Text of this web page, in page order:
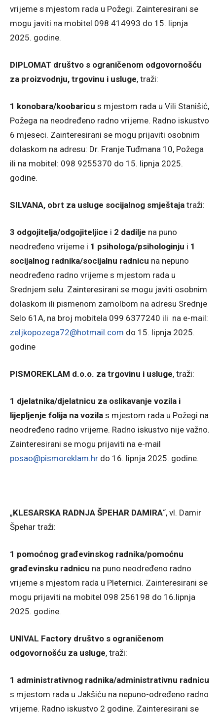
vrijeme s mjestom rada u Požegi. Zainteresirani se
mogu javiti na mobitel 098 414993 do 15. lipnja
2025. godine.
DIPLOMAT društvo s ograničenom odgovornošću
za proizvodnju, trgovinu i usluge, traži:
1 konobara/koobaricu s mjestom rada u Vili Stanišić,
Požega na neodređeno radno vrijeme. Radno iskustvo
6 mjeseci. Zainteresirani se mogu prijaviti osobnim
dolaskom na adresu: Dr. Franje Tuđmana 10, Požega
ili na mobitel: 098 9255370 do 15. lipnja 2025.
godine.
SILVANA, obrt za usluge socijalnog smještaja traži:
3 odgojitelja/odgojiteljice i 2 dadilje na puno
neodređeno vrijeme i 1 psihologa/psihologinju i 1
socijalnog radnika/socijalnu radnicu na nepuno
neodređeno radno vrijeme s mjestom rada u
Srednjem selu. Zainteresirani se mogu javiti osobnim
dolaskom ili pismenom zamolbom na adresu Srednje
Selo 61A, na broj mobitela 099 6377240 ili na e-mail:
zeljkopozega72@hotmail.com do 15. lipnja 2025.
godine
PISMOREKLAM d.o.o. za trgovinu i usluge, traži:
1 djelatnika/djelatnicu za oslikavanje vozila i
lijepljenje folija na vozila s mjestom rada u Požegi na
neodređeno radno vrijeme. Radno iskustvo nije važno.
Zainteresirani se mogu prijaviti na e-mail
posao@pismoreklam.hr do 16. lipnja 2025. godine.
„KLESARSKA RADNJA ŠPEHAR DAMIRA“, vl. Damir
Špehar traži:
1 pomoćnog građevinskog radnika/pomoćnu
građevinsku radnicu na puno neodređeno radno
vrijeme s mjestom rada u Pleternici. Zainteresirani se
mogu prijaviti na mobitel 098 256198 do 16.lipnja
2025. godine.
UNIVAL Factory društvo s ograničenom
odgovornošću za usluge, traži:
1 administrativnog radnika/administrativnu radnicu
s mjestom rada u Jakšiću na nepuno-određeno radno
vrijeme. Radno iskustvo 2 godine. Zainteresirani se